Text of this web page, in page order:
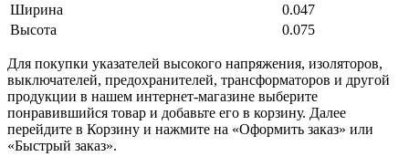
Ширина
0.047
Высота
0.075
Для покупки указателей высокого напряжения, изоляторов,
выключателей, предохранителей, трансформаторов и другой
продукции в нашем интернет-магазине выберите
понравившийся товар и добавьте его в корзину. Далее
перейдите в Корзину и нажмите на «Оформить заказ» или
«Быстрый заказ».